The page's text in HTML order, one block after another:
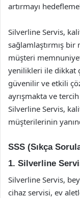
artırmayı
Silverline Servis,
sağlamlaştırmış bir
müşteri
yenilikleri ile dikkat
güvenilir ve etkili
ayrışmakta ve
Silverline Servis,
müşterilerinin
SSS (Sıkça
1. Silverline
Silverline Servis,
cihaz servisi, ev